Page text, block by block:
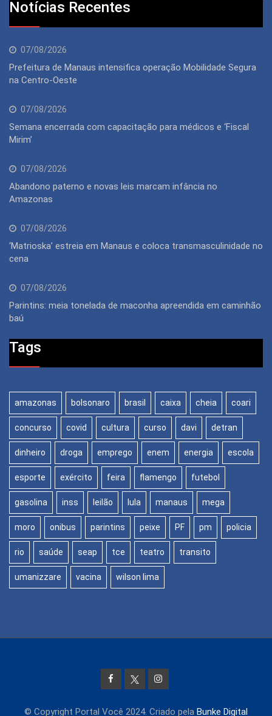
Notícias Recentes
07/08/2026
Prefeitura de Manaus intensifica operação Mobilidade Segura
na Centro-Oeste
07/08/2026
Semana encerrada com capacitação para médicos e ‘Fiscal
Mirim’
07/08/2026
Abandono paterno e novas leis marcam infância no
Amazonas
07/08/2026
‘Matrioska’ estreia em Manaus e coloca transmasculinidade no
cena
07/08/2026
Parintins: meia tonelada de maconha apreendida em caminhão
baú
Tags
amazonas bolsonaro brasil caixa cheia coari
concurso covid cultura curso davi detran
dinheiro droga emprego enem energia escola
esporte exército feira flamengo futebol
gasolina inss leilão lula manaus mega
moro onibus parintins peixe PF pm policia
rio saúde seap tce teatro transito
umanizzare vacina wilson lima
© Copyright Portal Você 2024. Criado pela Bunke Digital